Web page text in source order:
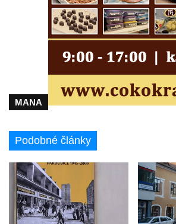
Dům čp. 42 v Havlíčkově ulici ve Frýdlantu
Dvojdům čp. 92 a 93 (hotel Bílý kůň) na
náměstí T. G. Masaryka ve Frýdlantu
Dům čp. 3 na náměstí T. G. Masaryka ve
Frýdlantu
Bývalý špitál čp. 176 ve Frýdlantu
Dům ev.č. 89 v Benešově ulici ve Sloupu v
Dům čp. 79 v Mlýnské ulici ve Sloupu v
Čechách
Dům čp. 134 v Mlýnské ulici ve Sloupu v
Čechách
Dům čp. 101 v ulici Ke Hradu ve Sloupu v
MANA
Podobné články